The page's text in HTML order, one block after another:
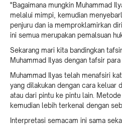
"Bagaimana mungkin Muhammad
melalui mimpi, kemudian
penjuru dan ia memproklamirkan
ini semua merupakan pemalsuan
Sekarang mari kita bandingkan
Muhammad Ilyas dengan tafsir
Muhammad Ilyas telah menafsiri
yang dilakukan dengan cara keluar
atau dari pintu ke pintu lain.
kemudian lebih terkenal dengan
Interpretasi semacam ini sama